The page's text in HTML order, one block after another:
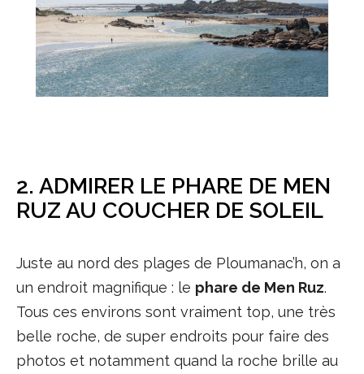
2. ADMIRER LE PHARE DE MEN
RUZ AU COUCHER DE SOLEIL
Juste au nord des plages de Ploumanac’h, on a
un endroit magnifique : le phare de Men Ruz.
Tous ces environs sont vraiment top, une très
belle roche, de super endroits pour faire des
photos et notamment quand la roche brille au